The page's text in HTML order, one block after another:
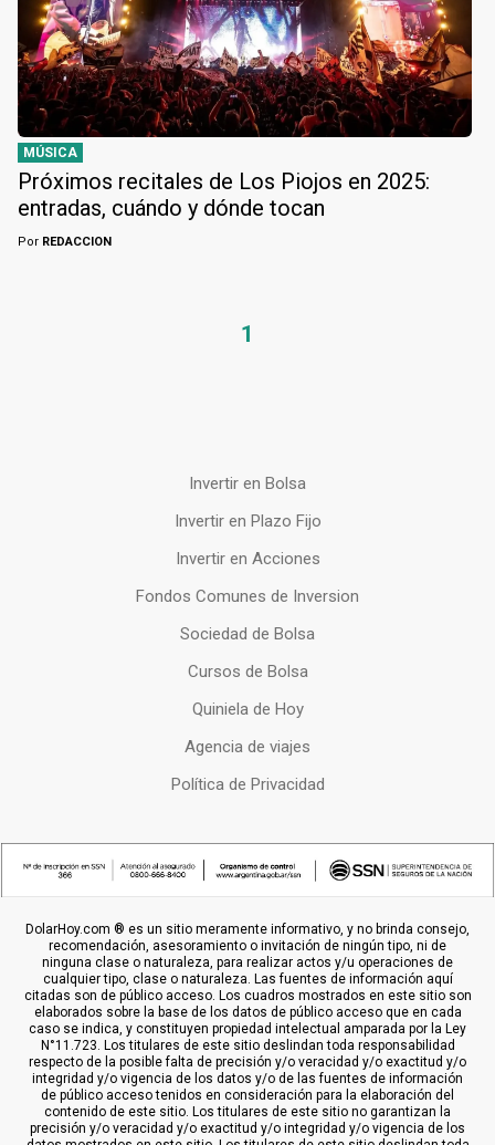
MÚSICA
Próximos recitales de Los Piojos en 2025:
entradas, cuándo y dónde tocan
Por REDACCION
1
Invertir en Bolsa
Invertir en Plazo Fijo
Invertir en Acciones
Fondos Comunes de Inversion
Sociedad de Bolsa
Cursos de Bolsa
Quiniela de Hoy
Agencia de viajes
Política de Privacidad
DolarHoy.com ® es un sitio meramente informativo, y no brinda consejo,
recomendación, asesoramiento o invitación de ningún tipo, ni de
ninguna clase o naturaleza, para realizar actos y/u operaciones de
cualquier tipo, clase o naturaleza. Las fuentes de información aquí
citadas son de público acceso. Los cuadros mostrados en este sitio son
elaborados sobre la base de los datos de público acceso que en cada
caso se indica, y constituyen propiedad intelectual amparada por la Ley
N°11.723. Los titulares de este sitio deslindan toda responsabilidad
respecto de la posible falta de precisión y/o veracidad y/o exactitud y/o
integridad y/o vigencia de los datos y/o de las fuentes de información
de público acceso tenidos en consideración para la elaboración del
contenido de este sitio. Los titulares de este sitio no garantizan la
precisión y/o veracidad y/o exactitud y/o integridad y/o vigencia de los